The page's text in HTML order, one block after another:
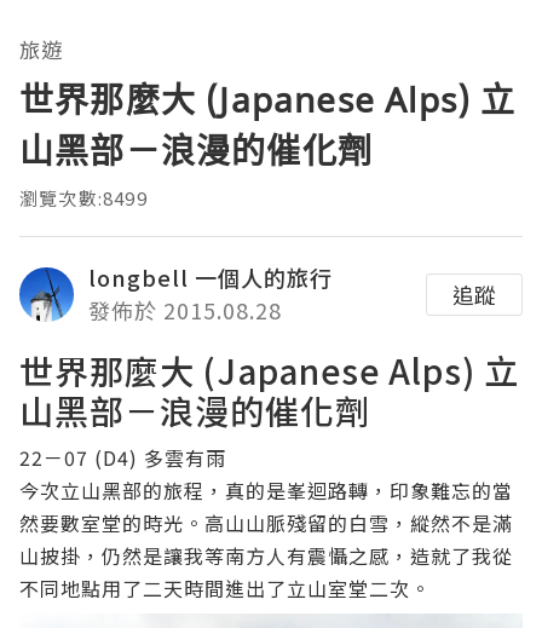
旅遊
世界那麼大 (Japanese Alps) 立
山黑部－浪漫的催化劑
瀏覽次數:8499
longbell 一個人的旅行
發佈於 2015.08.28
追蹤
世界那麼大 (Japanese Alps) 立
山黑部－浪漫的催化劑
22－07 (D4) 多雲有雨
今次立山黑部的旅程，真的是峯迴路轉，印象難忘的當
然要數室堂的時光。高山山脈殘留的白雪，縱然不是滿
山披掛，仍然是讓我等南方人有震懾之感，造就了我從
不同地點用了二天時間進出了立山室堂二次。